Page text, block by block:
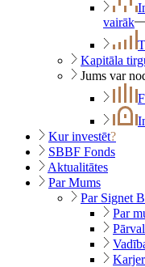
vairāk
Kapitāla
Jums var
Kur investēt?
SBBF Fonds
Aktualitātes
Par Mums
Par Signet
Par